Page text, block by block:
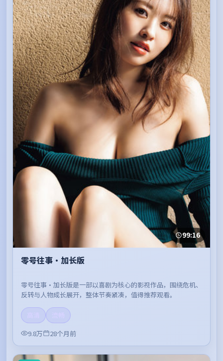
99:16
零号往事·加长版
零号往事·加长版是一部以喜剧为核心的影视作品，围绕危机、
反转与人物成长展开，整体节奏紧凑，值得推荐观看。
9.8万
28个月前